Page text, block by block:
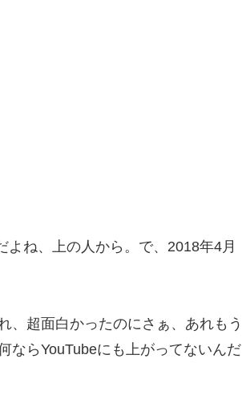
ね、上の人から。で、2018年4月
、超面白かったのにさぁ、あれもう
ならYouTubeにも上がってないんだ